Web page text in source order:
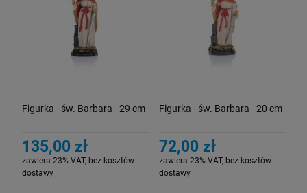
Figurka - św. Barbara - 29 cm
135,00 zł
zawiera 23% VAT, bez kosztów
dostawy
Figurka - św. Barbara - 20 cm
72,00 zł
zawiera 23% VAT, bez kosztów
dostawy